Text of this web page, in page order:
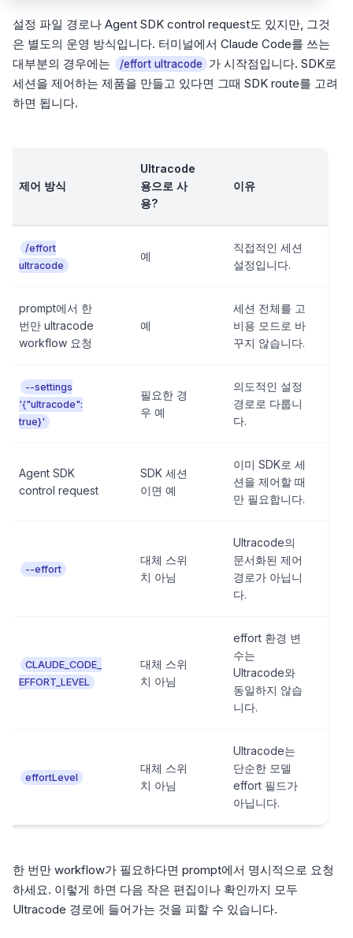
설정 파일 경로나 Agent SDK control request도 있지만, 그것
은 별도의 운영 방식입니다. 터미널에서 Claude Code를 쓰는
대부분의 경우에는
/effort ultracode
가 시작점입니다. SDK로
세션을 제어하는 제품을 만들고 있다면 그때 SDK route를 고려
하면 됩니다.
제어 방식
Ultracode
용으로 사
용?
이유
/effort
ultracode
예
직접적인 세션
설정입니다.
prompt에서 한
번만 ultracode
workflow 요청
예
세션 전체를 고
비용 모드로 바
꾸지 않습니다.
--settings
'{"ultracode":
true}'
필요한 경
우 예
의도적인 설정
경로로 다룹니
다.
Agent SDK
control request
SDK 세션
이면 예
이미 SDK로 세
션을 제어할 때
만 필요합니다.
--effort
대체 스위
치 아님
Ultracode의
문서화된 제어
경로가 아닙니
다.
CLAUDE_CODE_
EFFORT_LEVEL
대체 스위
치 아님
effort 환경 변
수는
Ultracode와
동일하지 않습
니다.
effortLevel
대체 스위
치 아님
Ultracode는
단순한 모델
effort 필드가
아닙니다.
한 번만 workflow가 필요하다면 prompt에서 명시적으로 요청
하세요. 이렇게 하면 다음 작은 편집이나 확인까지 모두
Ultracode 경로에 들어가는 것을 피할 수 있습니다.